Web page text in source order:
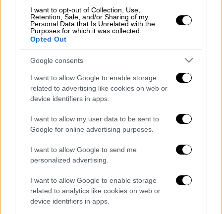
I want to opt-out of Collection, Use,
Retention, Sale, and/or Sharing of my
Personal Data that Is Unrelated with the
Purposes for which it was collected.
Opted Out
Google consents
I want to allow Google to enable storage
related to advertising like cookies on web or
device identifiers in apps.
I want to allow my user data to be sent to
Google for online advertising purposes.
I want to allow Google to send me
personalized advertising.
I want to allow Google to enable storage
related to analytics like cookies on web or
device identifiers in apps.
Κόσμος|09.03.2022 12:41
Ζαχάροβα: Οι ΗΠΑ μας έχουν
κυκλώσει με βιολογικά όπλα - Υπό
ρωσικό έλεγχο πυρηνικές
εγκαταστάσεις στην Ουκρανία
Κόσμος|09.03.2022 12:35
Πόλεμος στην Ουκρανία - To OPEN σε
καταφύγιο στην Οδησσό: Πολεμικές
προετοιμασίες από τους κατοίκους -
θάλασσα για οχυρωματικά
Διαβάστε ακόμη